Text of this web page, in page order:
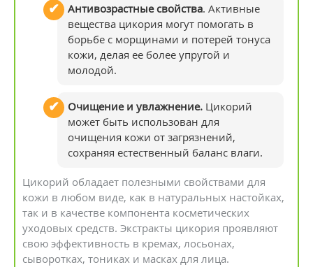
Антивозрастные свойства. Активные
вещества цикория могут помогать в
борьбе с морщинами и потерей тонуса
кожи, делая ее более упругой и
молодой.
Очищение и увлажнение. Цикорий
может быть использован для
очищения кожи от загрязнений,
сохраняя естественный баланс влаги.
Цикорий обладает полезными свойствами для
кожи в любом виде, как в натуральных настойках,
так и в качестве компонента косметических
уходовых средств. Экстракты цикория проявляют
свою эффективность в кремах, лосьонах,
сыворотках, тониках и масках для лица.